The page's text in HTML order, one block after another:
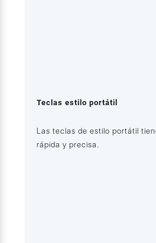
Teclas estilo portátil
Las teclas de estilo portátil
rápida y precisa.